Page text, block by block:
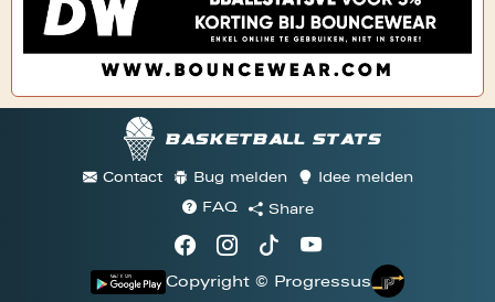
Basketball stats
Contact Bug melden
Idee melden
FAQ
Share
Copyright © Progressus